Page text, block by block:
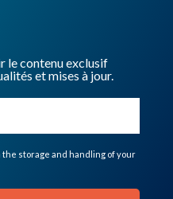
le contenu exclusif
et mises à jour.
storage and handling of your